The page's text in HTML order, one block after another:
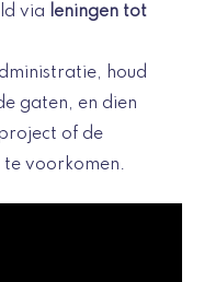
via
leningen tot
houd
gaten, en dien
of de
voorkomen.